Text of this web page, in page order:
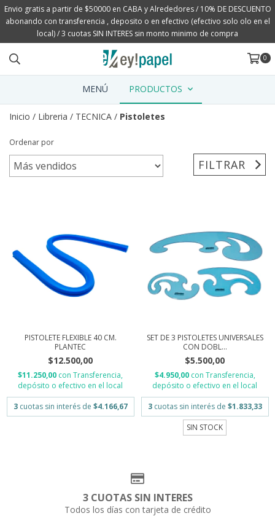
Envio gratis a partir de $50000 en CABA y Alrededores / 10% DE DESCUENTO
abonando con transferencia , deposito o en efectivo (efectivo solo olo en el
local) / 3 cuotas SIN INTERES sin monto minimo de compra
0
MENÚ PRODUCTOS
Inicio / Libreria / TECNICA / Pistoletes
Ordenar por
FILTRAR
PISTOLETE FLEXIBLE 40 CM.
PLANTEC
$12.500,00
$11.250,00 con Transferencia,
depósito o efectivo en el local
3 cuotas sin interés de $4.166,67
SET DE 3 PISTOLETES UNIVERSALES
CON DOBL...
$5.500,00
$4.950,00 con Transferencia,
depósito o efectivo en el local
3 cuotas sin interés de $1.833,33
SIN STOCK
3 CUOTAS SIN INTERES
Todos los días con tarjeta de crédito